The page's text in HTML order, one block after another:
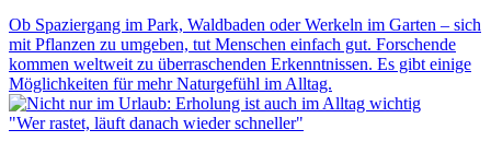
Ob Spaziergang im Park, Waldbaden oder Werkeln im Garten – sich
mit Pflanzen zu umgeben, tut Menschen einfach gut. Forschende
kommen weltweit zu überraschenden Erkenntnissen. Es gibt einige
Möglichkeiten für mehr Naturgefühl im Alltag.
"Wer rastet, läuft danach wieder schneller"